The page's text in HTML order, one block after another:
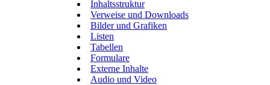
Inhaltsstruktur
Verweise und Downloads
Bilder und Grafiken
Listen
Tabellen
Formulare
Externe Inhalte
Audio und Video